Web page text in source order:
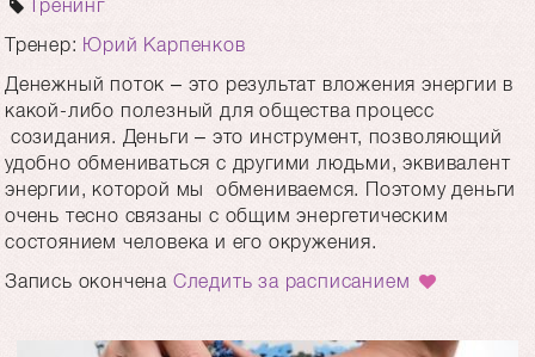
Тренинг
Тренер: Юрий Карпенков
Денежный поток – это результат вложения энергии в
какой-либо полезный для общества процесс
созидания. Деньги – это инструмент, позволяющий
удобно обмениваться с другими людьми, эквивалент
энергии, которой мы обмениваемся. Поэтому деньги
очень тесно связаны с общим энергетическим
состоянием человека и его окружения.
Запись окончена Следить за расписанием